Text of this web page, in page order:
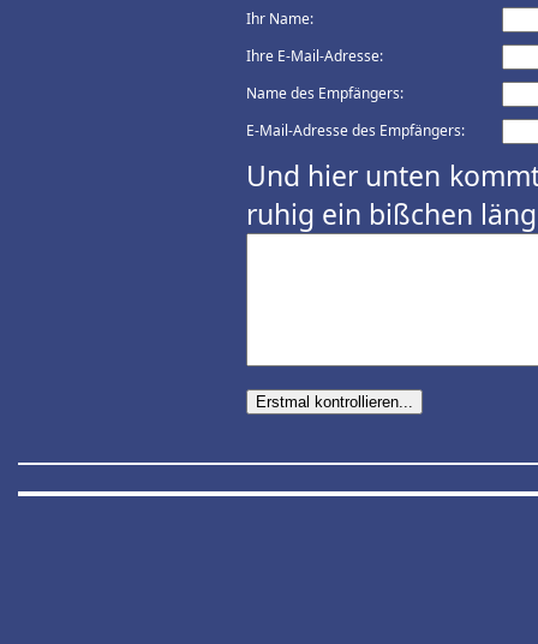
Ihr Name:
Ihre E-Mail-Adresse:
Name des Empfängers:
E-Mail-Adresse des Empfängers:
Und hier unten
ruhig ein bißchen